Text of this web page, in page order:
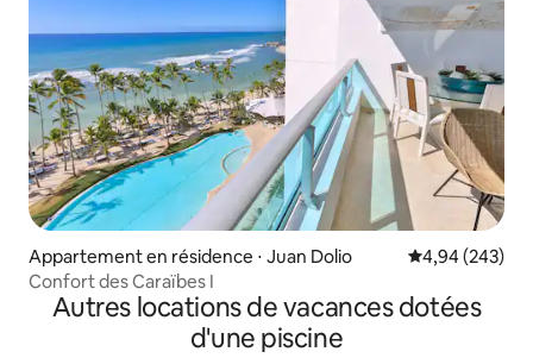
Appartement en résidence ⋅ Juan Dolio Évaluation
4,94 (243)
Confort des Caraïbes I
Autres locations de vacances dotées
d'une piscine